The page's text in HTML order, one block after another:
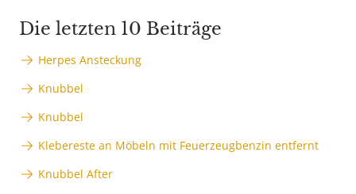
Die letzten 10 Beiträge
Herpes Ansteckung
Knubbel
Knubbel
Klebereste an Möbeln mit Feuerzeugbenzin entfernt
Knubbel After